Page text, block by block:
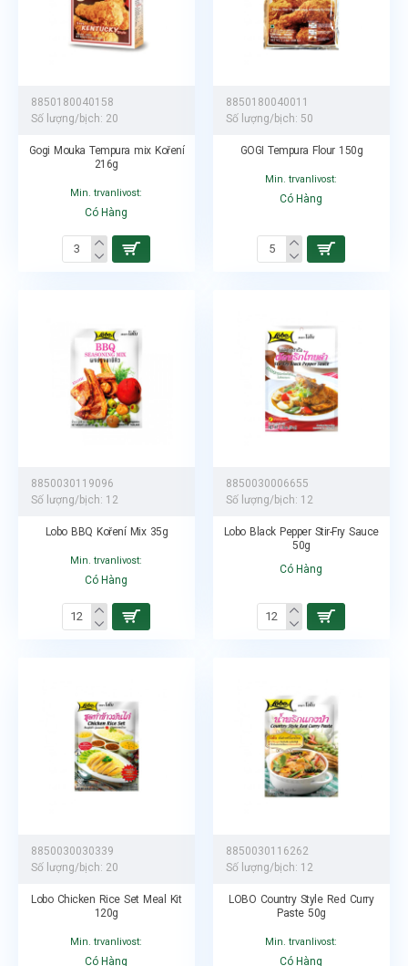
8850180040158
Số lượng/bịch: 20
Gogi Mouka Tempura mix Koření
216g
Min. trvanlivost:
Có Hàng
8850180040011
Số lượng/bịch: 50
GOGI Tempura Flour 150g
Min. trvanlivost:
Có Hàng
8850030119096
Số lượng/bịch: 12
Lobo BBQ Koření Mix 35g
Min. trvanlivost:
Có Hàng
8850030006655
Số lượng/bịch: 12
Lobo Black Pepper Stir-Fry Sauce
50g
Có Hàng
8850030030339
Số lượng/bịch: 20
Lobo Chicken Rice Set Meal Kit
120g
Min. trvanlivost:
Có Hàng
8850030116262
Số lượng/bịch: 12
LOBO Country Style Red Curry
Paste 50g
Min. trvanlivost:
Có Hàng